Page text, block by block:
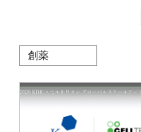
創薬